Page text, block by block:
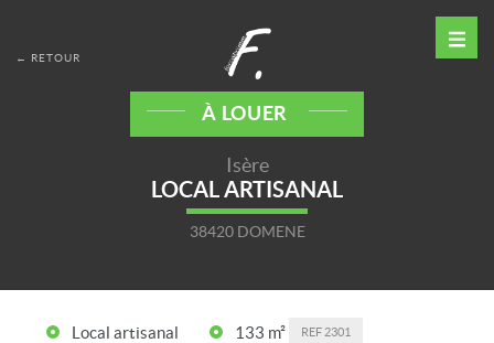
← RETOUR
À LOUER
Isère
LOCAL ARTISANAL
38420 DOMENE
Local artisanal 133 m² REF 2301